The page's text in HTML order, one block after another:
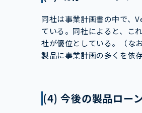
同社は事業計画書の中で、
ている。同社によると、こ
社が優位としている。（な
製品に事業計画の多くを依
(4) 今後の製品ロー